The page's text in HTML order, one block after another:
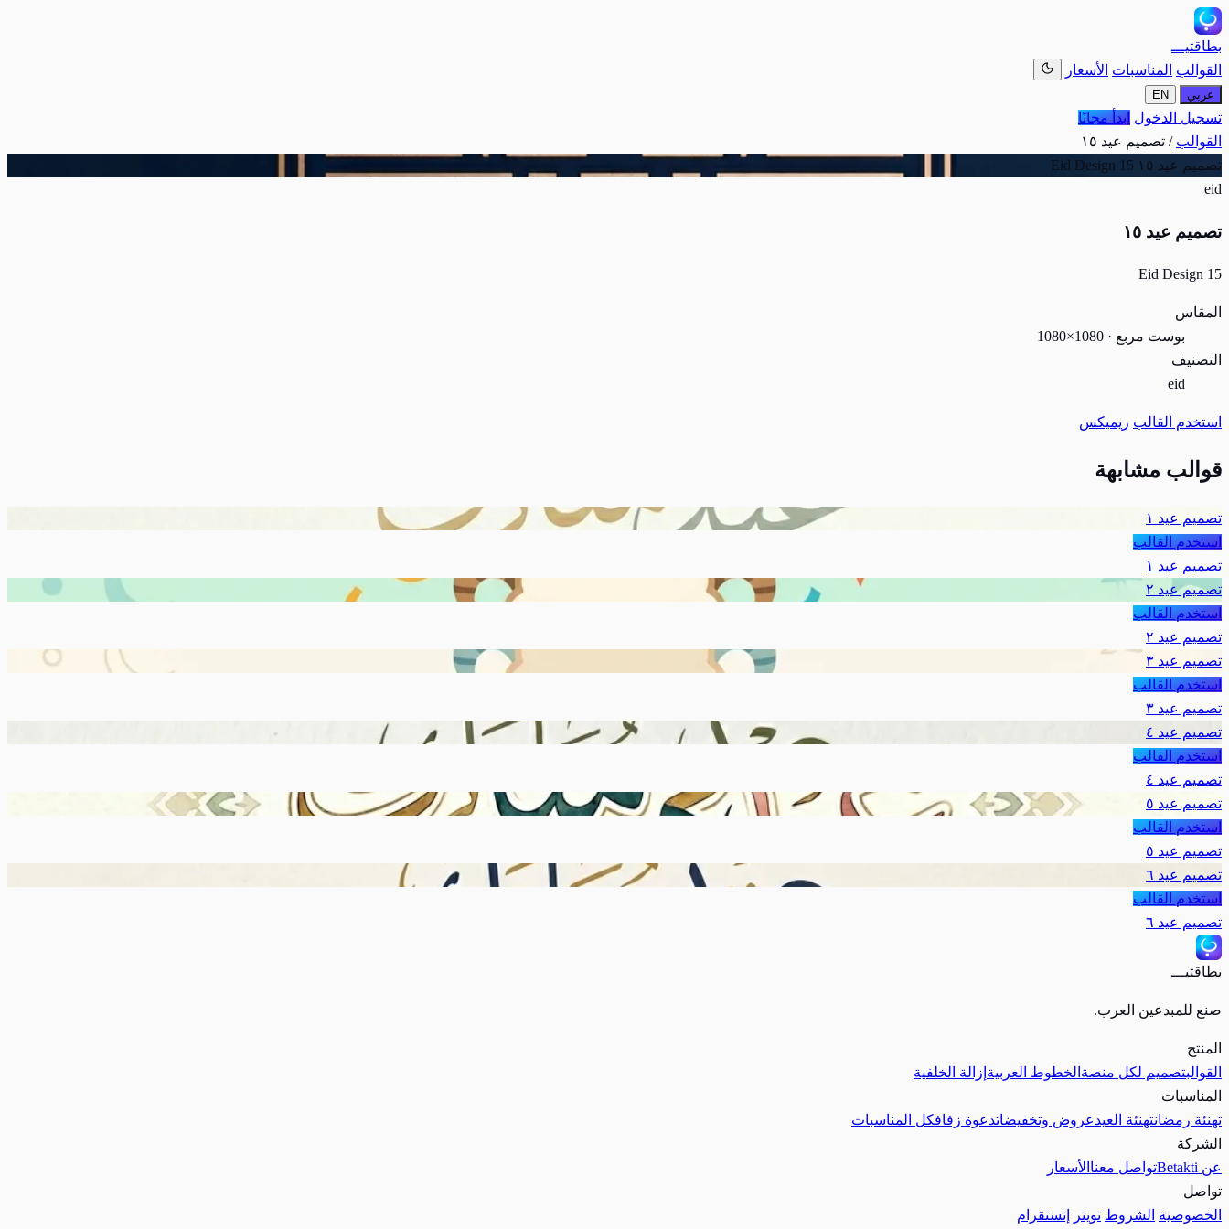
بطاقتيـــ
القوالب المناسبات الأسعار
عربي EN
تسجيل الدخول ابدأ مجانًا
القوالب / تصميم عيد ١٥
تصميم عيد ١٥
Eid Design 15
eid
تصميم عيد ١٥
Eid Design 15
المقاس
بوست مربع · 1080×1080
التصنيف
eid
استخدم القالب ريميكس
قوالب مشابهة
تصميم عيد ١
استخدم القالب
تصميم عيد ١
تصميم عيد ٢
استخدم القالب
تصميم عيد ٢
تصميم عيد ٣
استخدم القالب
تصميم عيد ٣
تصميم عيد ٤
استخدم القالب
تصميم عيد ٤
تصميم عيد ٥
استخدم القالب
تصميم عيد ٥
تصميم عيد ٦
استخدم القالب
تصميم عيد ٦
بطاقتيـــ
صنع للمبدعين العرب.
المنتج
القوالبتصميم لكل منصة الخطوط العربية إزالة الخلفية
المناسبات
تهنئة رمضانتهنئة العيدعروض وتخفيضاتدعوة زفافكل المناسبات
الشركة
عن Betakti
تواصل معنا الأسعار
تواصل
الخصوصية الشروط تويتر إنستقرام